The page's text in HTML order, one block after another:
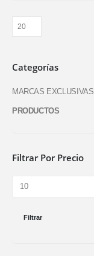
Categorías
MARCAS EXCLUSIVAS
PRODUCTOS
Filtrar Por Precio
Filtrar